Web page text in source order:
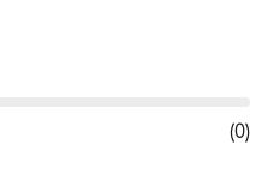
(0)